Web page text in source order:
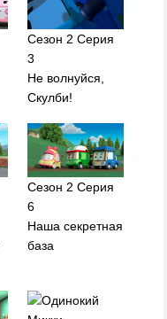
Сезон 2 Серия
3
Не волнуйся,
Скулби!
Сезон 2 Серия
6
Наша секретная
база